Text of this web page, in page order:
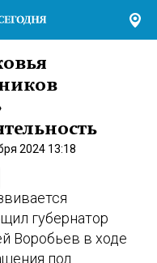
2024 13:18
губернатор
Воробьев в ходе
под